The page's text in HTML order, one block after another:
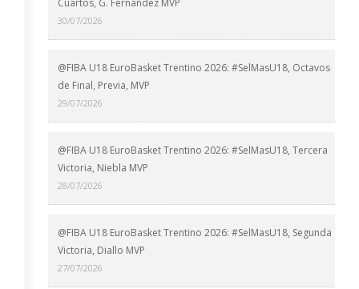
Cuartos, G. Fernández MVP
30/07/2026
@FIBA U18 EuroBasket Trentino 2026: #SelMasU18, Octavos
de Final, Previa, MVP
29/07/2026
@FIBA U18 EuroBasket Trentino 2026: #SelMasU18, Tercera
Victoria, Niebla MVP
28/07/2026
@FIBA U18 EuroBasket Trentino 2026: #SelMasU18, Segunda
Victoria, Diallo MVP
27/07/2026